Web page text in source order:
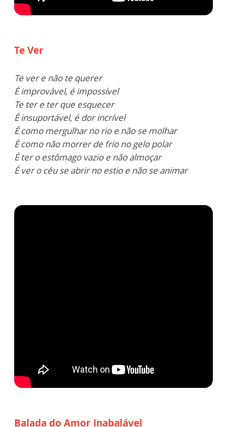
Te Ver
Te ver e não te querer
É improvável, é impossível
Te ter e ter que esquecer
É insuportável, é dor incrível
É como mergulhar no rio e não se molhar
É como não morrer de frio no gelo polar
É ter o estômago vazio e não almoçar
É ver o céu se abrir no estio e não se animar
Balada do Amor Inabalável